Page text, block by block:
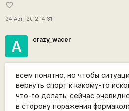
favorite_border
24 Авг, 2012 14:31
А crazy_wader
всем понятно, но чтобы
вернуть спорт к какому-то
что-то делать. сейчас
в сторону поражения